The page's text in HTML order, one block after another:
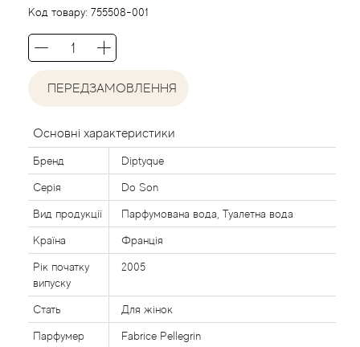
Код товару: 755508-001
ПЕРЕДЗАМОВЛЕННЯ
Основні характеристики
Бренд Diptyque
Серія Do Son
Вид продукції Парфумована вода, Туалетна вода
Країна Франція
Рік початку
випуску
2005
Стать Для жінок
Парфумер Fabrice Pellegrin
Agent Provocateur
Agonist
Aigner
Aj Arabia (Widian)
Ajmal
Al Haramain
Al Jazeera
Alaia Paris
Alexander McQueen